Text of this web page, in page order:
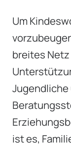
Um
breites Netz
Jugendliche
ist es,